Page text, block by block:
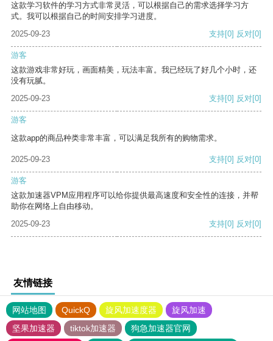
这款学习软件的学习方式非常灵活，可以根据自己的需求选择学习方
式。我可以根据自己的时间安排学习进度。
2025-09-23
支持[0] 反对[0]
游客
这款游戏非常好玩，画面精美，玩法丰富。我已经玩了好几个小时，还
没有玩腻。
2025-09-23
支持[0] 反对[0]
游客
这款app的商品种类非常丰富，可以满足我所有的购物需求。
2025-09-23 支持[0] 反对[0]
游客
这款加速器VPM应用程序可以给你提供最高速度和安全性的连接，并帮
助你在网络上自由移动。
2025-09-23
支持[0] 反对[0]
友情链接
网站地图 QuickQ 旋风加速度器
旋风加速
坚果加速器
tiktok加速器
狗急加速器官网